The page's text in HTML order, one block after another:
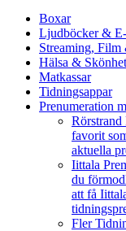
Boxar
Ljudböcker &
Streaming,
Hälsa & Skönhet
Matkassar
Tidningsappar
Prenumeration
Rörstrand
favorit
aktuella
Iittala
du
att få
Fler